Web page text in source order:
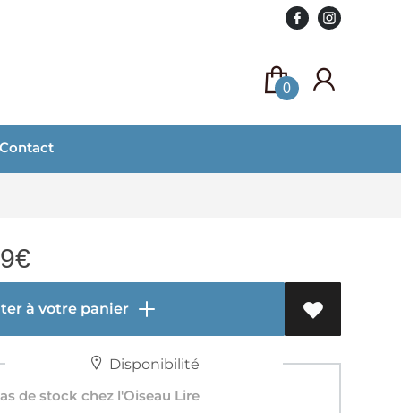
0
Contact
€
à votre panier
Disponibilité
de stock chez l'Oiseau Lire